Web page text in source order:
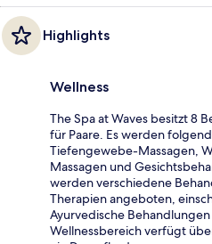
Highlights
Wellness
The Spa at Waves besitzt 8
für Paare. Es werden
Tiefengewebe-Massagen,
Massagen und
werden verschiedene
Therapien angeboten,
Ayurvedische
Wellnessbereich verfügt